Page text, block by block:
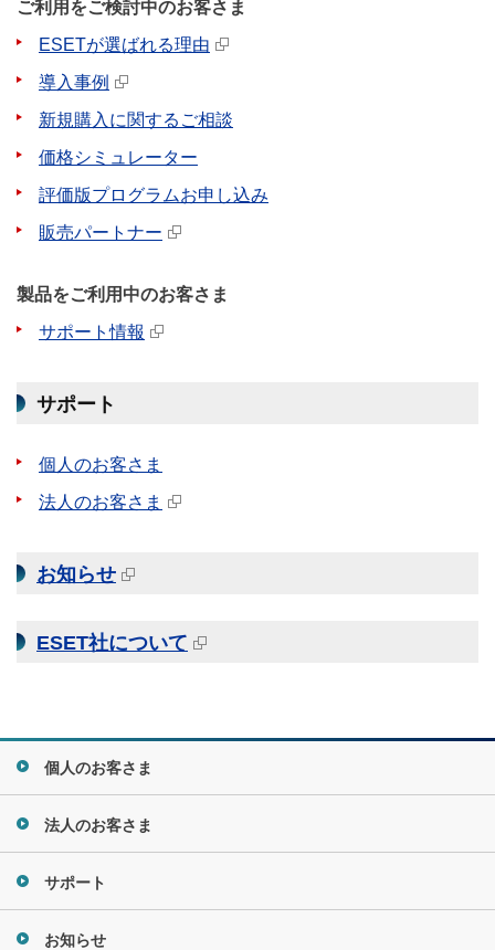
ご利用をご検討中のお客さま
ESETが選ばれる理由
導入事例
新規購入に関するご相談
価格シミュレーター
評価版プログラムお申し込み
販売パートナー
製品をご利用中のお客さま
サポート情報
サポート
個人のお客さま
法人のお客さま
お知らせ
ESET社について
個人のお客さま
法人のお客さま
サポート
お知らせ